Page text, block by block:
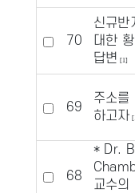
70
신규반
대한
답변 [1]
69
주소를
하고자
68
* Dr.
교수의